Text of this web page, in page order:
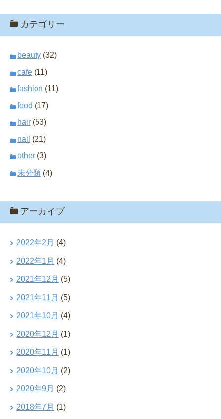
カテゴリー
beauty (32)
cafe (11)
fashion (11)
food (17)
hair (53)
nail (21)
other (3)
未分類 (4)
アーカイブ
2022年2月 (4)
2022年1月 (4)
2021年12月 (5)
2021年11月 (5)
2021年10月 (4)
2020年12月 (1)
2020年11月 (1)
2020年10月 (2)
2020年9月 (2)
2018年7月 (1)